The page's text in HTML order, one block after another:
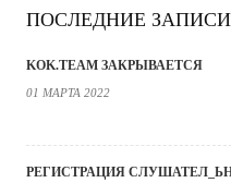
ПОСЛЕДНИЕ ЗАПИСИ
KOK.TEAM ЗАКРЫВАЕТСЯ
01 МАРТА 2022
РЕГИСТРАЦИЯ